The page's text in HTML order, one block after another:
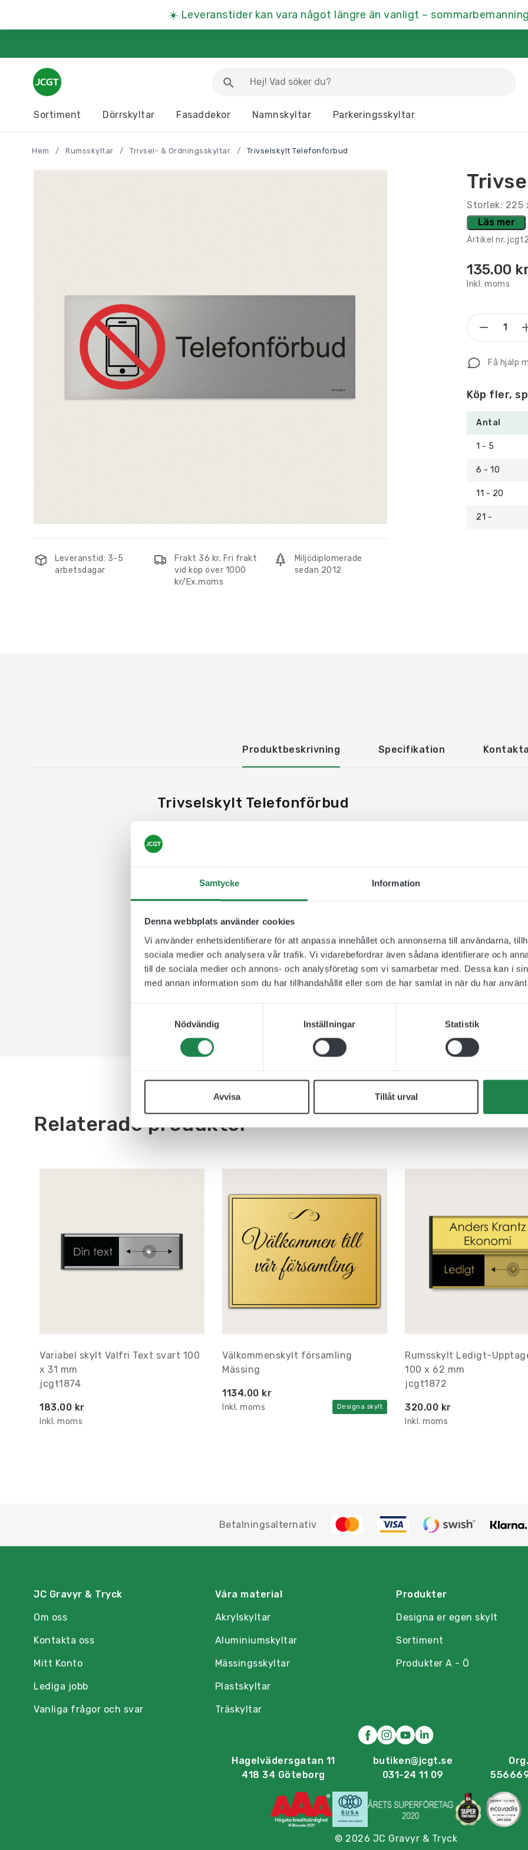
Samtycke Information
Denna webbplats använder cookies
Vi använder enhetsidentifierare för att anpassa innehållet och annonserna till användarna,
sociala medier och analysera vår trafik. Vi vidarebefordrar även sådana identifierare och
till de sociala medier och annons- och analysföretag som vi samarbetar med. Dessa kan i
med annan information som du har tillhandahållit eller som de har samlat in när du har
Nödvändig
Inställningar Statistik
Avvisa Tillåt urval
☀️ Leveranstider kan vara något längre än vanligt –
Sortiment
Informationstavlor
Kontrastmarkering
Dörrskyltar Fasaddekor Namnskyltar Parkeringsskyltar
Hem / Rumsskyltar / Trivsel- & Ordningsskyltar / Trivselskylt Telefonförbud
Leveranstid: 3-5
arbetsdagar
Frakt 36 kr. Fri frakt
vid köp över 1000
kr/Ex.moms
Miljödiplomerade
sedan 2012
Storlek: 225
Läs mer
Artikel nr.
135.00
Inkl. moms
Få hjälp
Köp fler,
Antal
1 - 5
6 - 10
11 - 20
21 -
Produktbeskrivning Specifikation
Trivselskylt Telefonförbud
personer som tillfälligt arbetar på platsen att hitta rätt och ta till sig rådande
relevanta för dess budskap. De kan sättas på en dörr, ovanför den eller
Storleken är225 x 80 mmoch de monteras med medföljande
En förbudsskylt som säger att i denna lokal eller på denna plats är det
telefon.
Relaterade produkter
Variabel skylt Valfri Text svart 100
x 31 mm
jcgt1874
183.00 kr
Inkl. moms
Välkommenskylt församling
Mässing
1134.00 kr
Inkl. moms Designa skylt
Rumsskylt Ledigt-
100 x 62 mm
jcgt1872
320.00 kr
Inkl. moms
Betalningsalternativ
JC Gravyr & Tryck
Om oss
Kontakta oss
Mitt Konto
Lediga jobb
Vanliga frågor och svar
Våra material
Akrylskyltar
Aluminiumskyltar
Mässingsskyltar
Plastskyltar
Träskyltar
Produkter
Designa er egen skylt
Sortiment
Produkter A - Ö
Hagelvädersgatan 11
418 34 Göteborg
butiken@jcgt.se
031-24 11 09
© 2026 JC Gravyr & Tryck